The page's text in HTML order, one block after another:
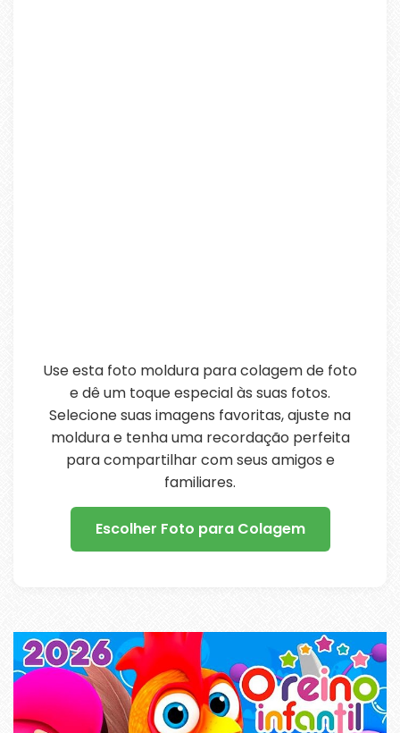
Use esta foto moldura para colagem de foto
e dê um toque especial às suas fotos.
Selecione suas imagens favoritas, ajuste na
moldura e tenha uma recordação perfeita
para compartilhar com seus amigos e
familiares.
Escolher Foto para Colagem